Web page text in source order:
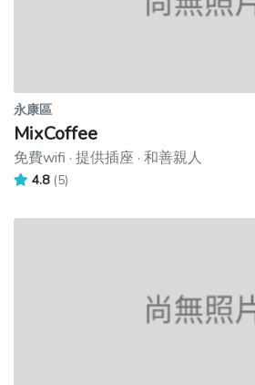
永康區
MixCoffee
免費wifi · 提供插座 · 和善親人
4.8 (5)